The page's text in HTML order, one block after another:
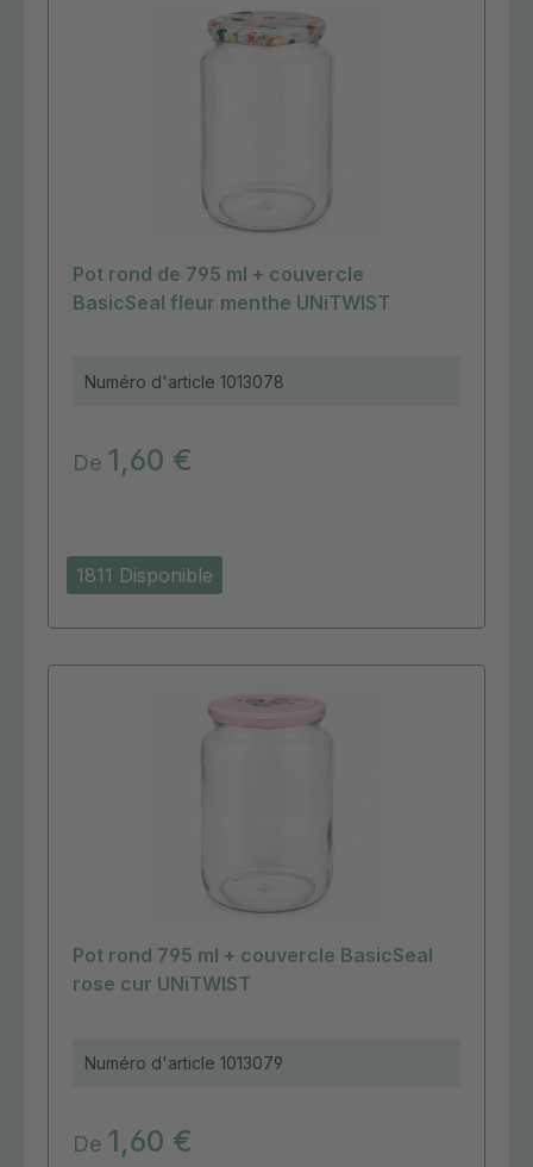
1811 Disponible
Pot rond de 795 ml + couvercle
BasicSeal fleur menthe UNiTWIST
Numéro d'article 1013078
De 1,60 €
Pot rond 795 ml + couvercle BasicSeal
rose cur UNiTWIST
Numéro d'article 1013079
De 1,60 €